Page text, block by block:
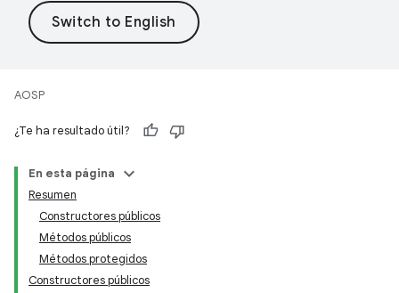
AOSP
¿Te ha resultado útil?
En esta página
Resumen
Constructores públicos
Métodos públicos
Métodos protegidos
Constructores públicos